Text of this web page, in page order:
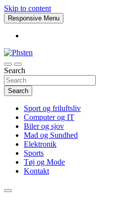
Skip to content
Responsive Menu
Phsten
Search
Search
Sport og friluftsliv
Computer og IT
Biler og sjov
Mad og Sundhed
Elektronik
Sports
Tøj og Mode
Kontakt